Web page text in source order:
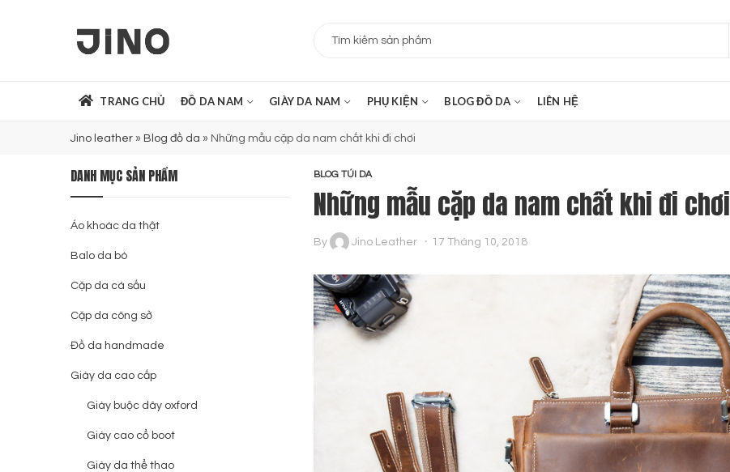
TRANG CHỦ ĐỒ DA NAM GIÀY DA NAM PHỤ KIỆN BLOG ĐỒ DA LIÊN HỆ
Jino leather » Blog đồ da » Những mẫu cặp da nam chất khi đi chơi
BLOG TÚI DA
Những mẫu cặp da nam chất khi đi chơi
By Jino Leather 17 Tháng 10, 2018
DANH MỤC SẢN PHẨM
Áo khoác da thật
Balo da bò
Cặp da cá sấu
Cặp da công sở
Đồ da handmade
Giày da cao cấp
Giày buộc dây oxford
Giày cao cổ boot
Giày da thể thao